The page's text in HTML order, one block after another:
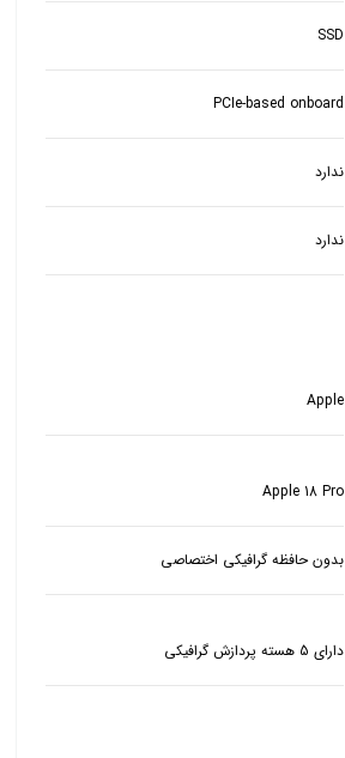
SSD
PCIe-based onboard
ندارد
ندارد
Apple
Apple 18 Pro
بدون حافظه گرافیکی اختصاصی
دارای 5 هسته پردازش گرافیکی